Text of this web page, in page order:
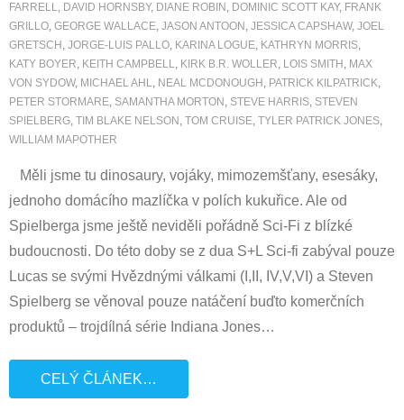
FARRELL, DAVID HORNSBY, DIANE ROBIN , DOMINIC SCOTT KAY, FRANK
GRILLO, GEORGE WALLACE, JASON ANTOON , JESSICA CAPSHAW, JOEL
GRETSCH , JORGE-LUIS PALLO, KARINA LOGUE, KATHRYN MORRIS,
KATY BOYER, KEITH CAMPBELL, KIRK B.R. WOLLER, LOIS SMITH , MAX
VON SYDOW, MICHAEL AHL, NEAL MCDONOUGH , PATRICK KILPATRICK,
PETER STORMARE, SAMANTHA MORTON , STEVE HARRIS, STEVEN
SPIELBERG, TIM BLAKE NELSON , TOM CRUISE, TYLER PATRICK JONES,
WILLIAM MAPOTHER
Měli jsme tu dinosaury, vojáky, mimozemšťany, esesáky,
jednoho domácího mazlíčka v polích kukuřice. Ale od
Spielberga jsme ještě neviděli pořádně Sci-Fi z blízké
budoucnosti. Do této doby se z dua S+L Sci-fi zabýval pouze
Lucas se svými Hvězdnými válkami (I,II, IV,V,VI) a Steven
Spielberg se věnoval pouze natáčení buďto komerčních
produktů – trojdílná série Indiana Jones…
CELÝ ČLÁNEK…